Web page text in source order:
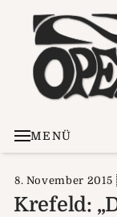
MENÜ
8. November 2015
Krefeld: